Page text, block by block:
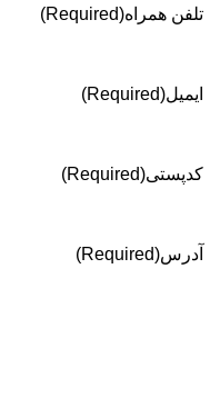
تلفن همراه(Required)
ایمیل(Required)
کدپستی(Required)
آدرس(Required)